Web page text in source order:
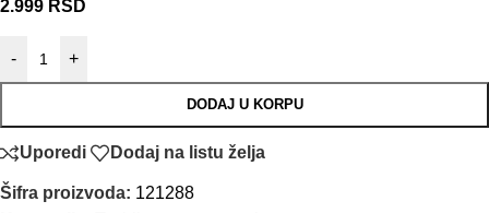
2.999 RSD
- +
DODAJ U KORPU
Uporedi Dodaj na listu želja
Šifra proizvoda: 121288